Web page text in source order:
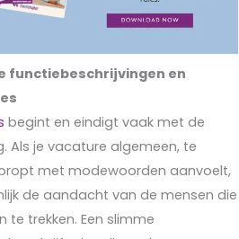
functiebeschrijvingen en
begint en eindigt vaak met de
Als je vacature algemeen, te
met modewoorden aanvoelt,
de aandacht van de mensen die
te trekken. Een slimme